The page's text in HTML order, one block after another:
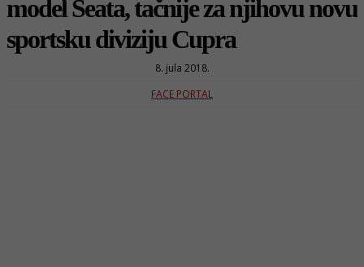
model Seata, tačnije za njihovu novu
sportsku diviziju Cupra
8. jula 2018.
FACE PORTAL